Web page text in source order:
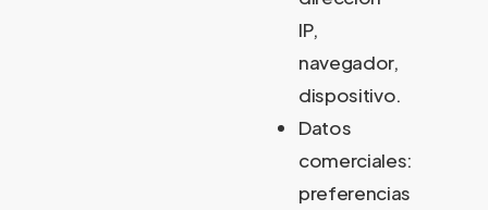
IP,
navegador,
dispositivo.
Datos
comerciales:
preferencias